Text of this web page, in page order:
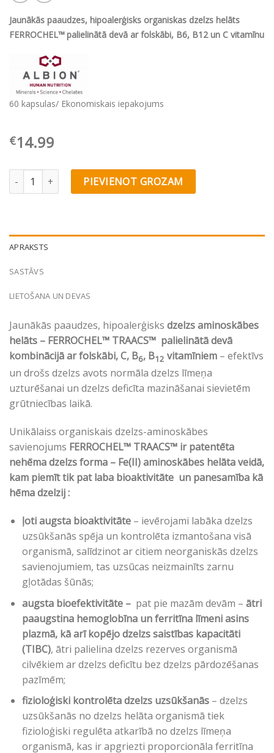
Jaunākās paaudzes, hipoalerģisks organiskas dzelzs helāts
FERROCHEL™palielinātā devā ar folskābi, B6, B12 un C vitamīnu
60 kapsulas/ Ekonomiskais iepakojums
€14.99
Olimp Labs Chela Ferr® FORTE N60 quantity
PIEVIENOT GROZAM
APRAKSTS
SASTĀVS
LIETOŠANA UN DEVAS
Jaunākās paaudzes, hipoalerģisks dzelzs aminoskābes
helāts – FERROCHEL™ TRAACS™ palielinātā devā
kombinācijā ar folskābi, C, B6, B12 vitamīniem – efektīvs
un drošs dzelzs avots normāla dzelzs līmeņa
uzturēšanai un dzelzs deficīta mazināšanai sievietēm
grūtniecības laikā.
Unikālaiss organiskais dzelzs-aminoskābes
savienojums FERROCHEL™ TRAACS™ ir patentēta
nehēma dzelzs forma – Fe(II) aminoskābes helāta veidā,
kam piemīt tik pat laba bioaktivitāte un panesamība kā
hēma dzelzij :
ļoti augsta bioaktivitāte– ievērojami labāka dzelzs
uzsūkšanās spēja un kontrolēta izmantošana visā
organismā, salīdzinot ar citiem neorganiskās dzelzs
savienojumiem, tas uzsūcas neizmainīts zarnu
gļotādas šūnās;
augsta bioefektivitāte – pat pie mazām devām – ātri
paaugstina hemoglobīna un ferritīna līmeni asins
plazmā, kā arī kopējo dzelzs saistības kapacitāti
(TIBC), ātri palielina dzelzs rezerves organismā
cilvēkiem ar dzelzs deficītu bez dzelzs pārdozēšanas
pazīmēm;
fizioloģiski kontrolēta dzelzs uzsūkšanās– dzelzs
uzsūkšanās no dzelzs helāta organismā tiek
fizioloģiski regulēta atkarībā no dzelzs līmeņa
organismā, kas ir apgriezti proporcionāla ferritīna